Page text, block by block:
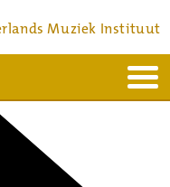
Muziek Instituut